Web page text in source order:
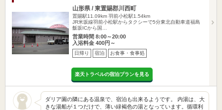
山形県 / 東置賜郡川西町
置賜駅11.09km 羽前小松駅1.54km
JR米坂線羽前小松駅からタクシーで5分東北自動車道福島
飯坂ICから国…
営業時間 8:00～20:00
入浴料金 400円～
日帰り 宿泊 お食事・食事処
楽天トラベルの宿泊プランを見る
ダリア園の隣にある温泉で、宿泊も出来るようです。 内湯は、大
きな湯船が１つだけで、薄い緑褐色の湯となっています。循環利